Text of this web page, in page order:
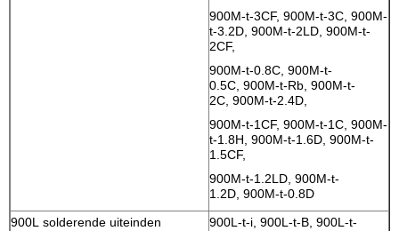
900M-t-3CF, 900M-t-3C, 900M-
t-3.2D, 900M-t-2LD, 900M-t-
2CF,
900M-t-0.8C, 900M-t-
0.5C, 900M-t-Rb, 900M-t-
2C, 900M-t-2.4D,
900M-t-1CF, 900M-t-1C, 900M-
t-1.8H, 900M-t-1.6D, 900M-t-
1.5CF,
900M-t-1.2LD, 900M-t-
1.2D, 900M-t-0.8D
900L solderende uiteinden
900L-t-i, 900L-t-B, 900L-t-